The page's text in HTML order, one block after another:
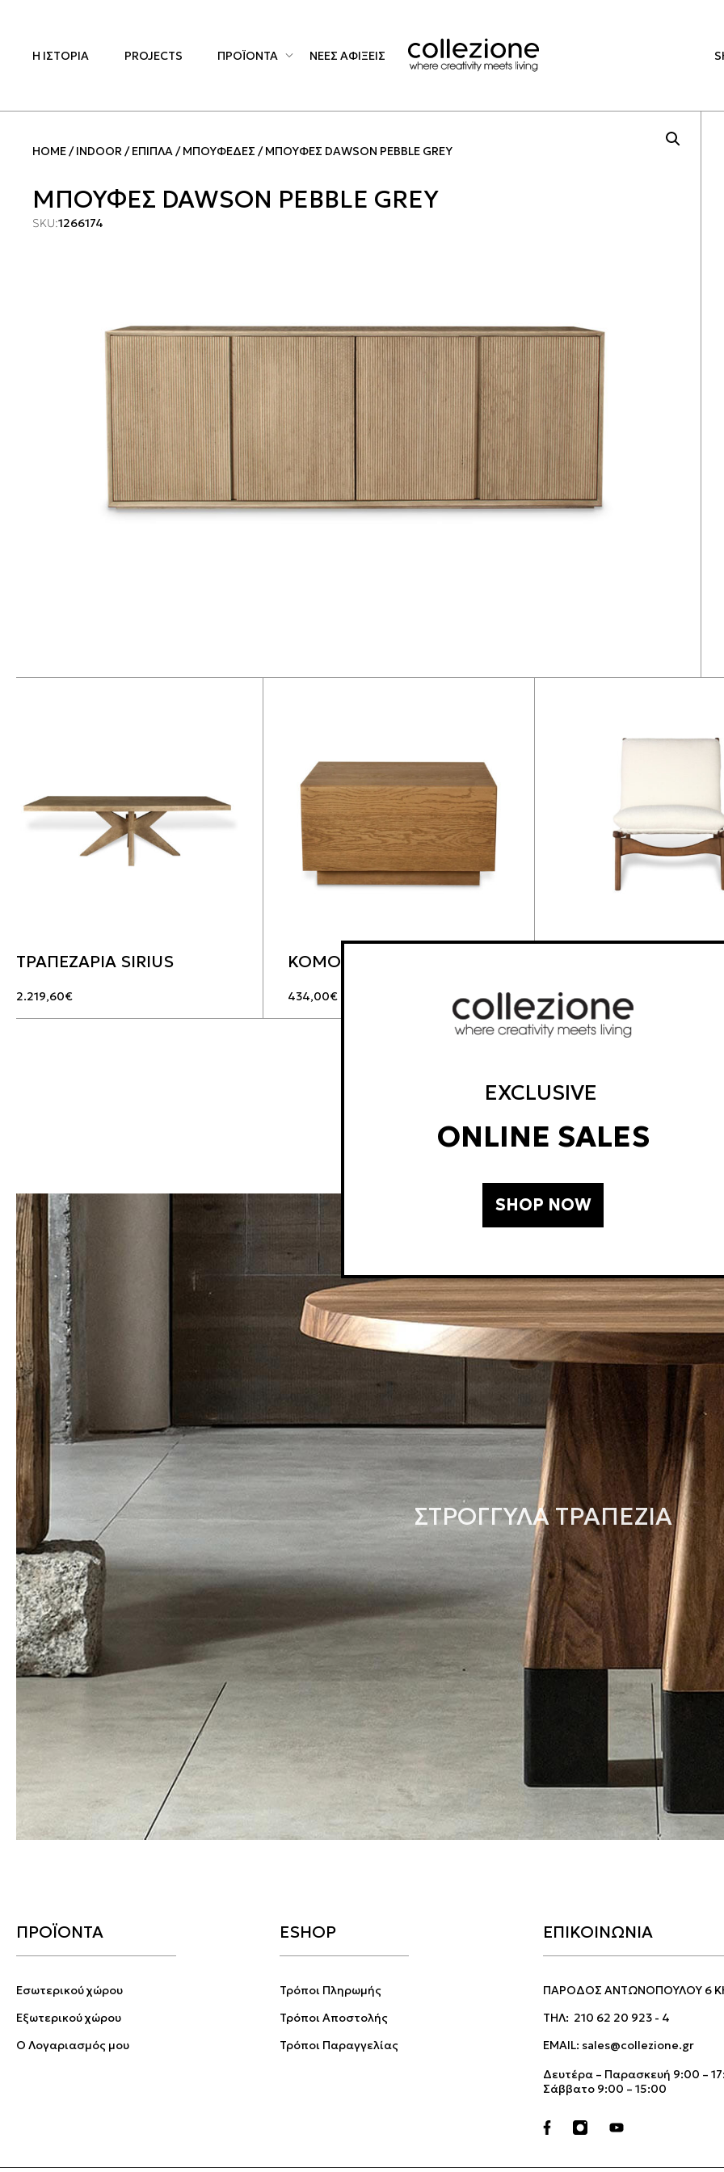
Η ΙΣΤΟΡΙΑ PROJECTS ΠΡΟΪΟΝΤΑ ΝΕΕΣ ΑΦΙΞΕΙΣ
ΜΠΟΥΦΕΣ DAWSON PEBBLE GREY
HOME INDOOR ΕΠΙΠΛΑ ΜΠΟΥΦΕΔΕΣ ΜΠΟΥΦΕΣ DAWSON PEBBLE GREY
SKU:1266174
ΤΡΑΠΕΖΑΡΙΑ SIRIUS
2.219,60€
ΚΟΜΟΔΙΝΟ MARIS
434,00€ 595,20€
ΣΤΡΟΓΓΥΛΑ ΤΡΑΠΕΖΙΑ
ΠΡΟΪΟΝΤΑ
Εσωτερικού χώρου
Εξωτερικού χώρου
Ο Λογαριασμός μου
ESHOP
Τρόποι Πληρωμής
Τρόποι Αποστολής
Τρόποι Παραγγελίας
ΕΠΙΚΟΙΝΩΝΙΑ
ΠΑΡΟΔΟΣ ΑΝΤΩΝΟΠΟΥΛΟΥ 6
ΤΗΛ: 210 62 20 923 - 4
EMAIL: sales@collezione.gr
Δευτέρα – Παρασκευή 9:00 –
Σάββατο 9:00 – 15:00
EXCLUSIVE
ONLINE SALES
SHOP NOW